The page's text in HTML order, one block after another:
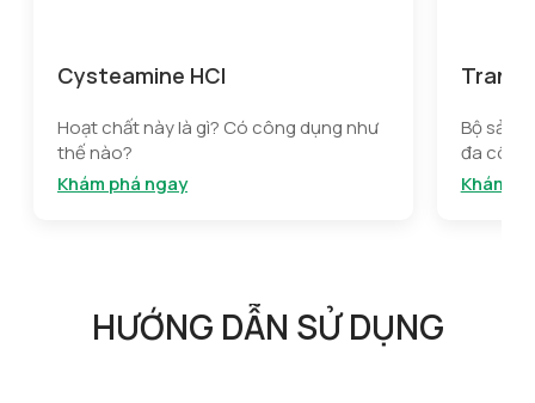
Cysteamine HCl
Hoạt chất này là gì? Có công dụng như
thế nào?
Khám phá ngay
Bộ sản
đa công
điểm
Khám
HƯỚNG DẪN SỬ DỤNG